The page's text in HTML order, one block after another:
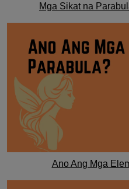
Mga Sikat na
Ano Ang Mga